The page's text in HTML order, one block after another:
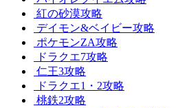
紅の砂漠攻略
デイモン&ベイビー攻略
ポケモンZA攻略
ドラクエ7攻略
仁王3攻略
ドラクエ1・2攻略
桃鉄2攻略